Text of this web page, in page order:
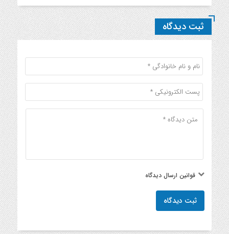
ثبت دیدگاه
قوانین ارسال دیدگاه
ثبت دیدگاه